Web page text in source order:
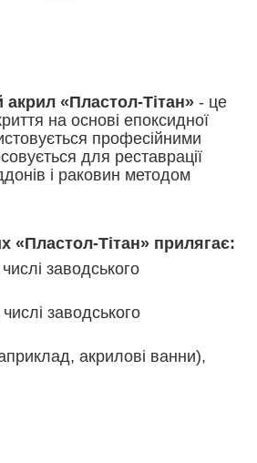
акрил «Пластол-Тітан» - це
на основі епоксидної
професійними
для реставрації
і раковин методом
«Пластол-Тітан» прилягає:
заводського
заводського
акрилові ванни),